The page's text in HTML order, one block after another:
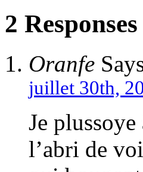
2 Responses
Oranfe
juillet 30th,
Je plussoye
l’abri de